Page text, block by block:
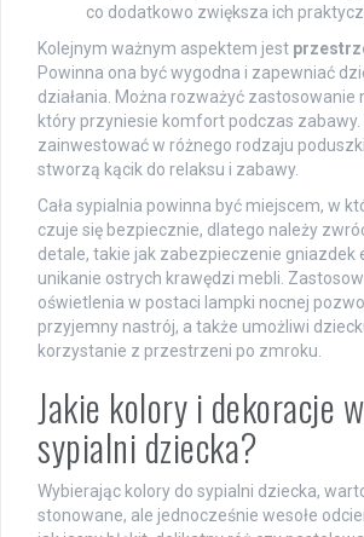
co dodatkowo zwiększa ich
Kolejnym ważnym aspektem jest
Powinna ona być wygodna i zapewniać
działania. Można rozważyć zastosowanie
który przyniesie komfort podczas zabawy.
zainwestować w różnego rodzaju
stworzą kącik do relaksu i zabawy.
Cała sypialnia powinna być miejscem, w
czuje się bezpiecznie, dlatego należy
detale, takie jak zabezpieczenie gniazdek
unikanie ostrych krawędzi mebli.
oświetlenia w postaci lampki nocnej
przyjemny nastrój, a także umożliwi
korzystanie z przestrzeni po zmroku.
Jakie kolory i dekoracje
sypialni dziecka?
Wybierając kolory do sypialni dziecka,
stonowane, ale jednocześnie wesołe